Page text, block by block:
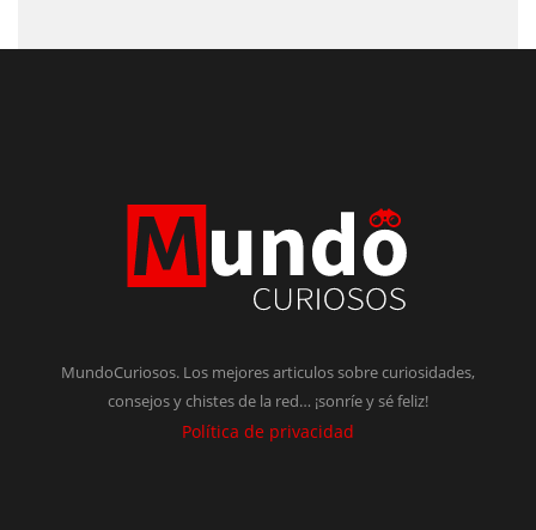
MundoCuriosos. Los mejores articulos sobre curiosidades,
consejos y chistes de la red… ¡sonríe y sé feliz!
Política de privacidad